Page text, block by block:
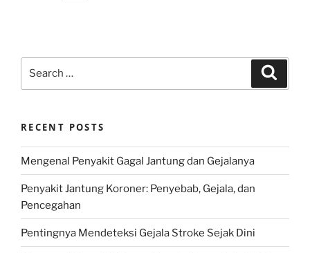
RECENT POSTS
Mengenal Penyakit Gagal Jantung dan Gejalanya
Penyakit Jantung Koroner: Penyebab, Gejala, dan
Pencegahan
Pentingnya Mendeteksi Gejala Stroke Sejak Dini